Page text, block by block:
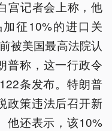
宫记者会上称，他
征10%的进口关
被美国最高法院认
普称，这一行政令
条发布。特朗普
政策违法后召开新
他还表示，该10%